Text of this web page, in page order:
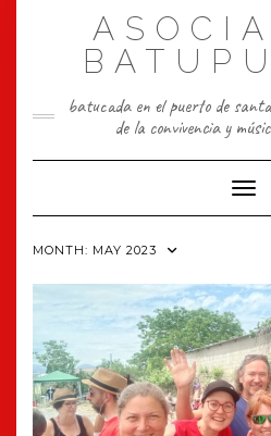
batucada en el puerto de
de la convivencia y
MONTH: MAY 2023